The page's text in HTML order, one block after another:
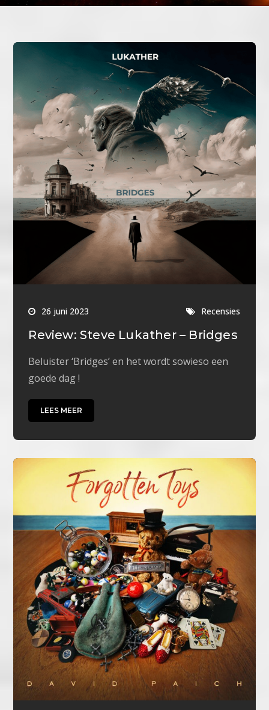
26 juni 2023 Recensies
Review: Steve Lukather – Bridges
Beluister ‘Bridges’ en het wordt sowieso een
goede dag !
LEES MEER